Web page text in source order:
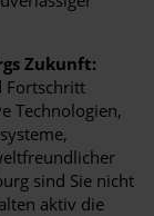
Zukunft:
Fortschritt
Technologien,
sind Sie nicht
aktiv die